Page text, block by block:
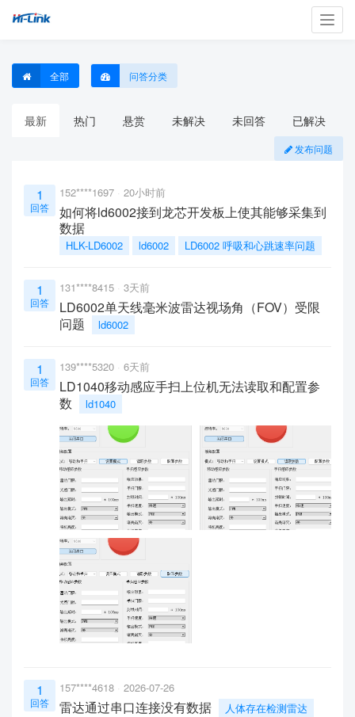
全部 问答分类
最新 热门 悬赏 未解决 未回答 已解决
发布问题
1
回答
152****1697 20小时前
如何将ld6002接到龙芯开发板上使其能够采集到
数据
HLK-LD6002 ld6002 LD6002 呼吸和心跳速率问题
1
回答
131****8415 3天前
LD6002单天线毫米波雷达视场角（FOV）受限
问题
ld6002
1
回答
139****5320 6天前
LD1040移动感应手扫上位机无法读取和配置参
数
ld1040
1
回答
157****4618 2026-07-26
雷达通过串口连接没有数据 人体存在检测雷达